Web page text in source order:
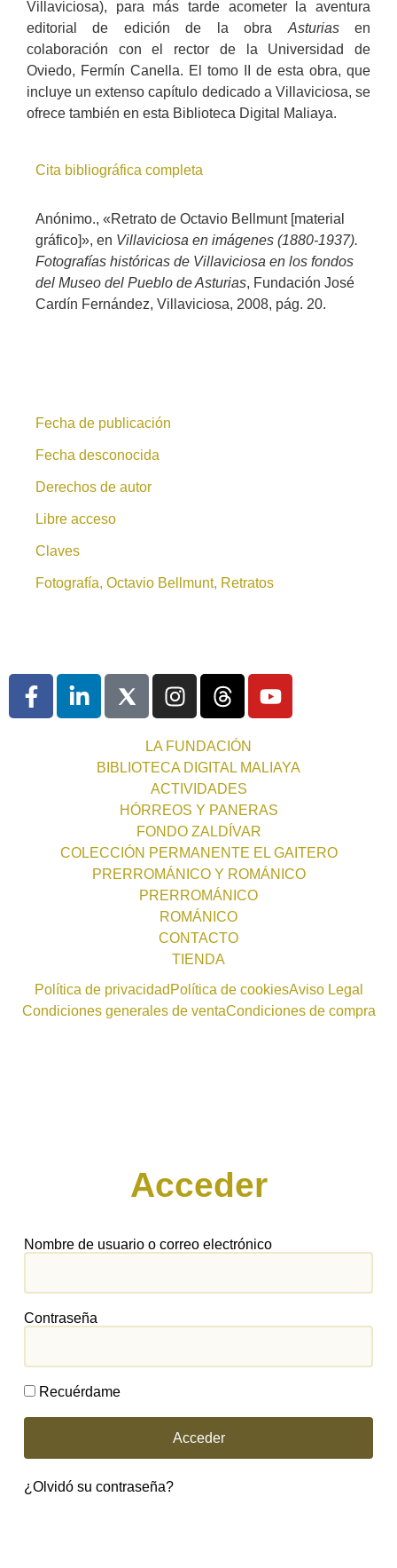
Villaviciosa), para más tarde acometer la aventura
editorial de edición de la obra Asturiasen
colaboración con el rector de la Universidad de
Oviedo, Fermín Canella. El tomo II de esta obra, que
incluye un extenso capítulo dedicado a Villaviciosa, se
ofrece también en esta Biblioteca Digital Maliaya.
Cita bibliográfica completa
Anónimo., «Retrato de Octavio Bellmunt [material
gráfico]», en Villaviciosa en imágenes (1880-1937).
Fotografías históricas de Villaviciosa en los fondos
del Museo del Pueblo de Asturias, Fundación José
Cardín Fernández, Villaviciosa, 2008, pág. 20.
Fecha de publicación
Fecha desconocida
Derechos de autor
Libre acceso
Claves
Fotografía, Octavio Bellmunt, Retratos
LA FUNDACIÓN
BIBLIOTECA DIGITAL MALIAYA
ACTIVIDADES
HÓRREOS Y PANERAS
FONDO ZALDÍVAR
COLECCIÓN PERMANENTE EL GAITERO
PRERROMÁNICO Y ROMÁNICO
PRERROMÁNICO
ROMÁNICO
CONTACTO
TIENDA
Política de privacidad Política de cookiesAviso Legal
Condiciones generales de ventaCondiciones de compra
Acceder
Nombre de usuario o correo electrónico
Contraseña
Recuérdame
Acceder
¿Olvidó su contraseña?